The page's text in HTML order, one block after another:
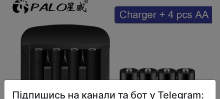
Підпишись на канали та бот у Telegram: